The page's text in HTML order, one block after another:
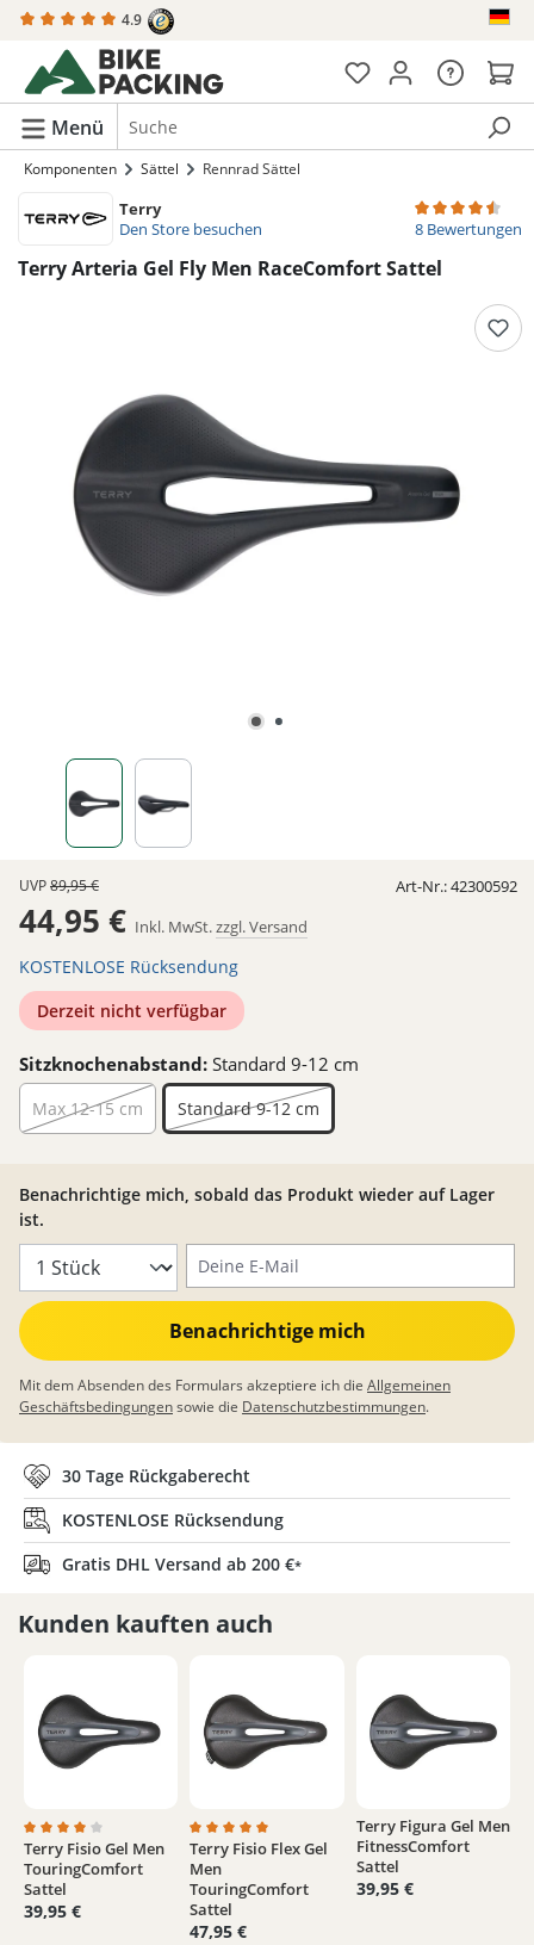
springen 4.9
Menü
Komponenten Sättel Rennrad Sättel
Terry
Den Store besuchen
Terry Arteria Gel Fly Men RaceComfort Sattel
8 Bewertungen
UVP89,95 €
44,95 € Inkl. MwSt.zzgl. Versand
KOSTENLOSE Rücksendung
Derzeit nicht verfügbar
Sitzknochenabstand: Standard 9-12 cm
Max 12-15 cm Standard 9-12 cm
Benachrichtige mich, sobald das Produkt wieder auf Lager
ist.
Benachrichtige mich
Mit dem Absenden des Formulars akzeptiere ich die Allgemeinen
Geschäftsbedingungensowie die Datenschutzbestimmungen.
Art-Nr.:42300592
30 Tage Rückgaberecht
KOSTENLOSE Rücksendung
Gratis DHL Versand ab 200 €*
Kunden kauften auch
Durchschnittliche Bewertung von 4 von 5 Sternen
Terry Fisio Gel Men
TouringComfort
Sattel
39,95 €
Durchschnittliche Bewertung von 5 von 5
Terry Fisio Flex Gel
Men
TouringComfort
Sattel
47,95 €
Terry Figura Gel Men
FitnessComfort
Sattel
39,95 €